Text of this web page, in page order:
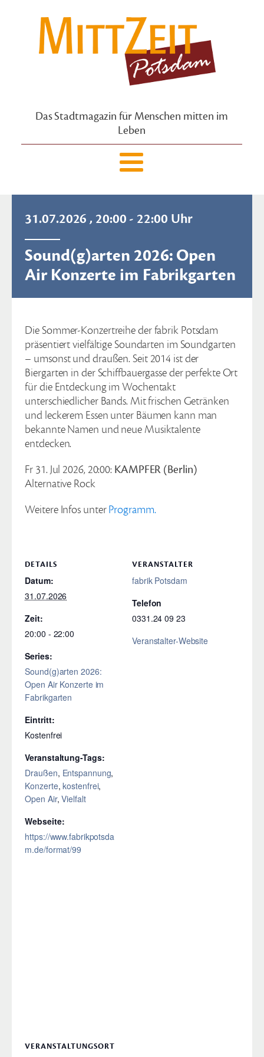
Das Stadtmagazin für Menschen mitten im
Leben
31.07.2026 , 20:00 - 22:00 Uhr
Sound(g)arten 2026: Open
Air Konzerte im Fabrikgarten
Die Sommer-Konzertreihe der fabrik Potsdam
präsentiert vielfältige Soundarten im Soundgarten
– umsonst und draußen. Seit 2014 ist der
Biergarten in der Schiffbauergasse der perfekte Ort
für die Entdeckung im Wochentakt
unterschiedlicher Bands. Mit frischen Getränken
und leckerem Essen unter Bäumen kann man
bekannte Namen und neue Musiktalente
entdecken.
Fr 31. Jul 2026, 20:00: KAMPFER (Berlin)
Alternative Rock
Weitere Infos unterProgramm.
DETAILS
Datum:
31.07.2026
Zeit:
20:00 - 22:00
Series:
Sound(g)arten 2026:
Open Air Konzerte im
Fabrikgarten
Eintritt:
Kostenfrei
Veranstaltung-Tags:
Draußen, Entspannung,
Konzerte,kostenfrei,
Open Air,Vielfalt
Webseite:
https://www.fabrikpotsda
m.de/format/99
VERANSTALTER
fabrik Potsdam
Telefon
0331.24 09 23
Veranstalter-Website
VERANSTALTUNGSORT